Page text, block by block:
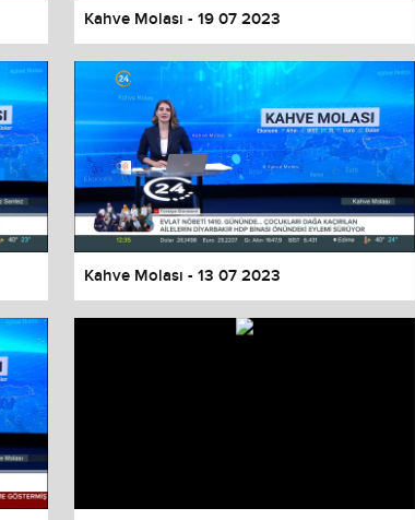
Done
Kahve Molası - 19 07 2023
Kahve Molası - 13 07 2023